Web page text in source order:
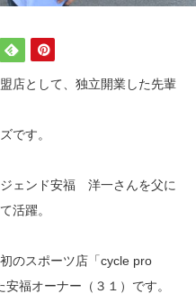
店として、独立開業した先輩
です。
ェンド安福 洋一さんを父に
活躍。
のスポーツ店「cycle pro
福オーナー（３１）です。